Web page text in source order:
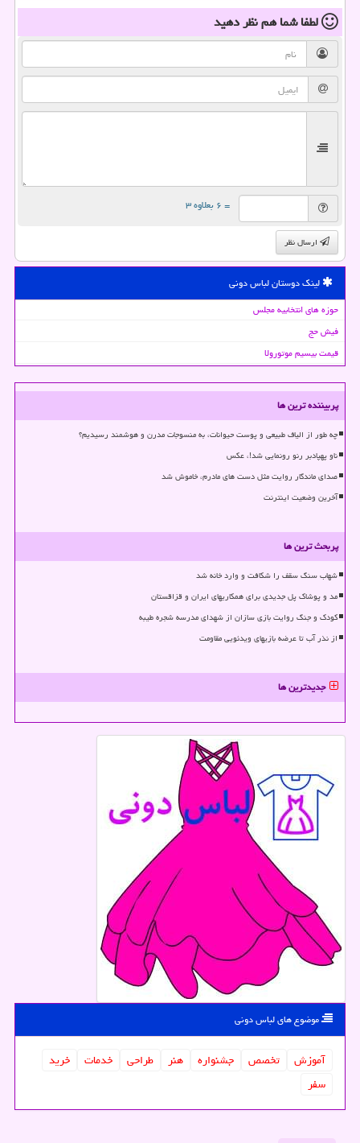
لطفا شما همنظر دهید
= ۶ بعلاوه ۳
ارسال نظر
لینک دوستان لباس دونی
حوزه های انتخابیه مجلس
فیش حج
قیمت بیسیم موتورولا
پربیننده ترین ها
چه طور از الیاف طبیعی و پوست حیوانات، به منسوجات مدرن و هوشمند رسیدیم؟
ناو پهپادبر رنو رونمایی شد!، عکس
صدای ماندگار روایت مثل دست های مادرم، خاموش شد
آخرین وضعیت اینترنت
پربحث ترین ها
شهاب سنگ سقف را شکافت و وارد خانه شد
مد و پوشاک پل جدیدی برای همکاریهای ایران و قزاقستان
کودک و جنگ روایت بازی سازان از شهدای مدرسه شجره طیبه
از نذر آب تا عرضه بازیهای ویدئویی مقاومت
جدیدترین ها
موضوع های لباس دونی
آموزش تخصص جشنواره هنر طراحی خدمات
خرید
سفر